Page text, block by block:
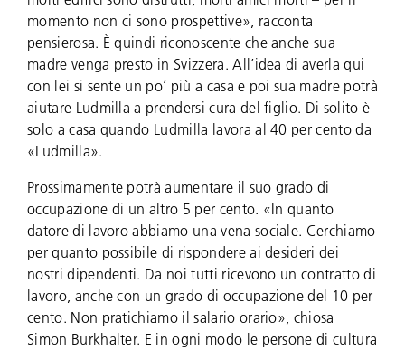
momento non ci sono prospettive», racconta
pensierosa. È quindi riconoscente che anche sua
madre venga presto in Svizzera. All’idea di averla qui
con lei si sente un po’ più a casa e poi sua madre potrà
aiutare Ludmilla a prendersi cura del figlio. Di solito è
solo a casa quando Ludmilla lavora al 40 per cento da
«Ludmilla».
Prossimamente potrà aumentare il suo grado di
occupazione di un altro 5 per cento. «In quanto
datore di lavoro abbiamo una vena sociale. Cerchiamo
per quanto possibile di rispondere ai desideri dei
nostri dipendenti. Da noi tutti ricevono un contratto di
lavoro, anche con un grado di occupazione del 10 per
cento. Non pratichiamo il salario orario», chiosa
Simon Burkhalter. E in ogni modo le persone di cultura